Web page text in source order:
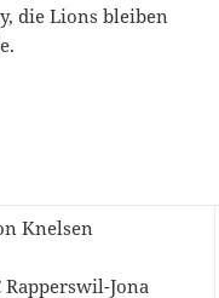
die Lions bleiben
Knelsen
Rapperswil-Jona